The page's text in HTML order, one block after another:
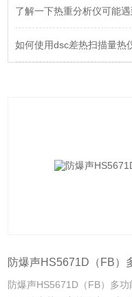
了解一下热重分析仪可能
如何使用dsc差热扫描量热
防爆声HS5671D（FB）
防爆声HS5671D（FB）多